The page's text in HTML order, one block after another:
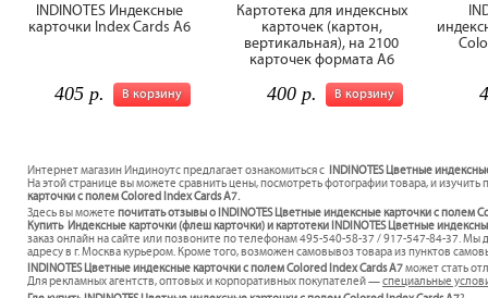
INDINOTES Индексные
карточки Index Cards A6
В корзину
405 р.
Картотека для индексных
карточек (картон,
вертикальная), на 2100
карточек формата А6
В корзину
400 р.
Интернет магазин Индиноутс предлагает ознакомиться с
INDINOTES Цветные
На этой странице вы можете сравнить цены, посмотреть фотографии товара, и
карточки с полем Colored Index Cards A7.
Здесь вы можете почитать отзывы о INDINOTES Цветные индексные карточки с полем
Купить Индексные карточки (флеш карточки) и картотеки INDINOTES Цветные
заказ онлайн на сайте или позвоните по телефонам 495-540-58-37 / 917-547-84-37.
адресу в г. Москва курьером. Кроме того, возможен самовывоз товара из пунктов
INDINOTES Цветные индексные карточки с полем Colored Index Cards A7может стать
Для рекламных агентств, оптовых и корпоративных покупателей —специальные